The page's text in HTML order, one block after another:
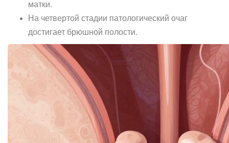
матки.
На четвертой стадии патологический очаг
достигает брюшной полости.